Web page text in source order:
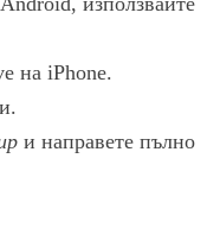
на iPhone.
и направете пълно